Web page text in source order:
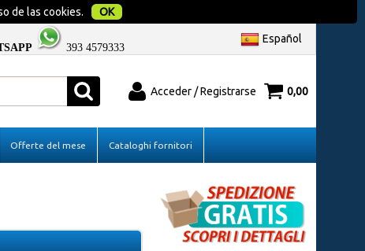
de las cookies. OK
393 4579333
Español
Acceder / Registrarse
el nombre
haz clic
Si todavía no estás registrado en nuestro
sitio haz clic en "Regístrate"
0,00
Offerte del mese Cataloghi fornitori